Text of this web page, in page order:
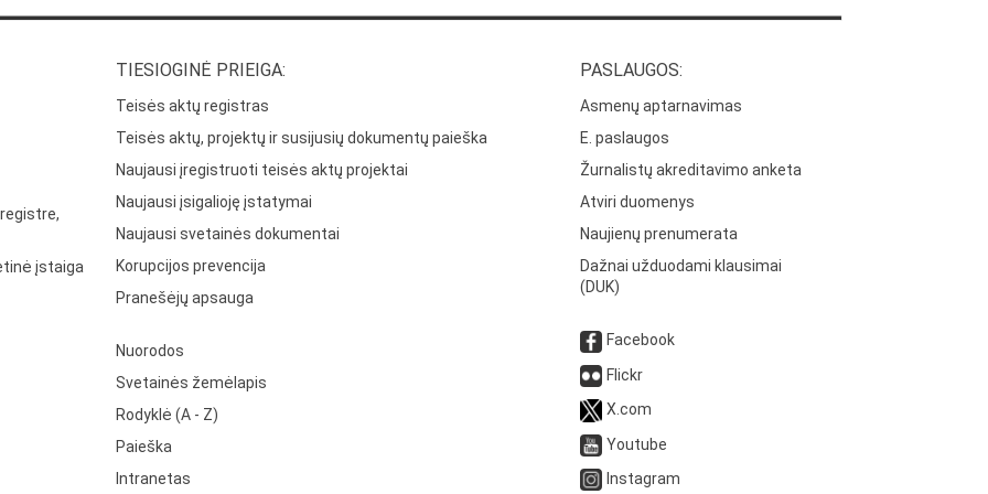
įstaiga
TIESIOGINĖ PRIEIGA:
Teisės aktų registras
Teisės aktų, projektų ir susijusių dokumentų paieška
Naujausi įregistruoti teisės aktų projektai
Naujausi įsigalioję įstatymai
Naujausi svetainės dokumentai
Korupcijos prevencija
Pranešėjų apsauga
Nuorodos
Svetainės žemėlapis
Rodyklė (A - Z)
Paieška
Intranetas
PASLAUGOS:
Asmenų aptarnavimas
E. paslaugos
Žurnalistų akreditavimo anketa
Atviri duomenys
Naujienų prenumerata
Dažnai užduodami klausimai
(DUK)
Facebook
Flickr
X.com
Youtube
Instagram